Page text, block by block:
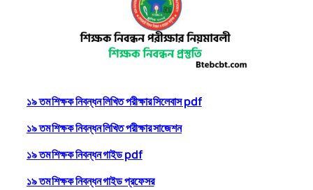
১৯ তম শিক্ষক নিবন্ধন লিখিত পরীক্ষার সিলেবাস pdf
১৯ তম শিক্ষক নিবন্ধন লিখিত পরীক্ষার সাজেশন
১৯ তম শিক্ষক নিবন্ধন গাইড pdf
১৯ তম শিক্ষক নিবন্ধন গাইড প্রফেসর